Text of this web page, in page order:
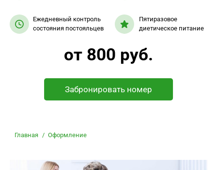
от 800 руб.
Ежедневный контроль
состояния постояльцев
Пятиразовое
диетическое питание
Забронировать номер
Вы здесь:
Главная Оформление